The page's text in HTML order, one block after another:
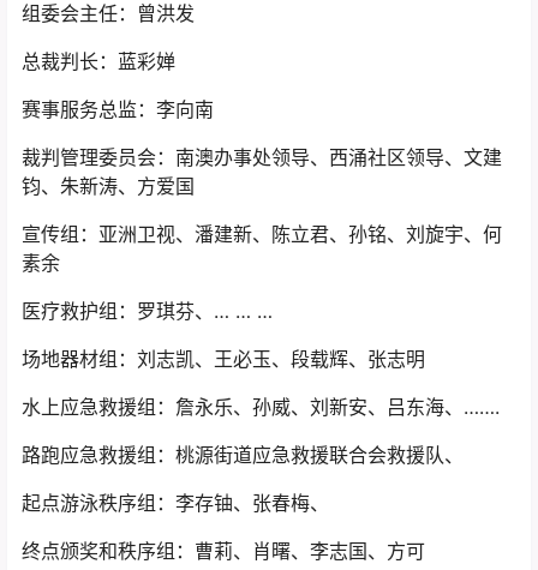
组委会主任：曾洪发
总裁判长：蓝彩婵
赛事服务总监：李向南
裁判管理委员会：南澳办事处领导、西涌社区领导、文建
钧、朱新涛、方爱国
宣传组：亚洲卫视、潘建新、陈立君、孙铭、刘旋宇、何
素余
医疗救护组：罗琪芬、… … …
场地器材组：刘志凯、王必玉、段载辉、张志明
水上应急救援组：詹永乐、孙威、刘新安、吕东海、…….
路跑应急救援组：桃源街道应急救援联合会救援队、
起点游泳秩序组：李存铀、张春梅、
终点颁奖和秩序组：曹莉、肖曙、李志国、方可